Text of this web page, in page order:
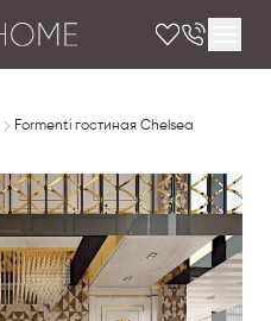
Formenti гостиная Chelsea